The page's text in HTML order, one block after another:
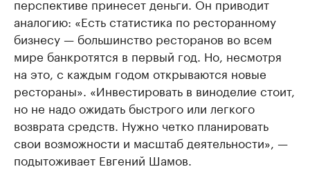
аналогию: «Есть статистика по ресторанному
бизнесу — большинство ресторанов во всем
мире банкротятся в первый год. Но, несмотря
на это, с каждым годом открываются новые
рестораны». «Инвестировать в виноделие стоит,
но не надо ожидать быстрого или легкого
возврата средств. Нужно четко планировать
свои возможности и масштаб деятельности», —
подытоживает Евгений Шамов.